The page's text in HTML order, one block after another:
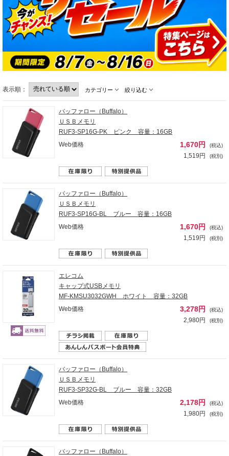
表示順： カテゴリー 絞り込む
バッファロー（Buffalo）
ＵＳＢメモリ
RUF3-SP16G-PK ピンク 容量：16GB
Web価格
1,670円 (税込)
1,519円 (税別)
バッファロー（Buffalo）
ＵＳＢメモリ
RUF3-SP16G-BL ブルー 容量：16GB
Web価格
1,670円 (税込)
1,519円 (税別)
エレコム
キャップ式USBメモリ
MF-KMSU3032GWH ホワイト 容量：32GB
Web価格
3,278円 (税込)
2,980円 (税別)
バッファロー（Buffalo）
ＵＳＢメモリ
RUF3-SP32G-BL ブルー 容量：32GB
Web価格
2,178円 (税込)
1,980円 (税別)
バッファロー（Buffalo）